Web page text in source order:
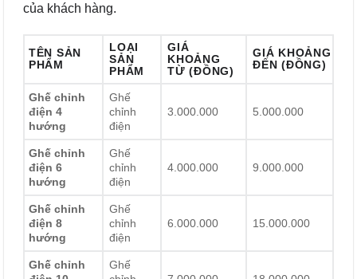
của khách hàng.
TÊN SẢN
PHẨM
LOẠI
SẢN
PHẨM
GIÁ
KHOẢNG
TỪ (ĐỒNG)
GIÁ KHOẢNG
ĐẾN (ĐỒNG)
Ghế chỉnh
điện 4
hướng
Ghế
chỉnh
điện
3.000.000 5.000.000
Ghế chỉnh
điện 6
hướng
Ghế
chỉnh
điện
4.000.000 9.000.000
Ghế chỉnh
điện 8
hướng
Ghế
chỉnh
điện
6.000.000 15.000.000
Ghế chỉnh
Ghế